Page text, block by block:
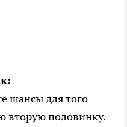
шансы для того
вторую половинку.